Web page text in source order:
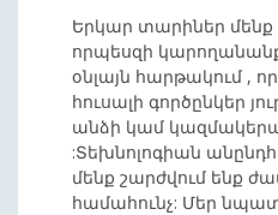
Երկար տարիներ
որպեսզի կարողանանք
օնլայն հարթակում ,
հուսալի գործընկեր
անձի կամ
:Տեխնոլոգիան
մենք շարժվում ենք
համահունչ: Մեր